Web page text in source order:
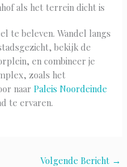
als het terrein dicht is
te beleven. Wandel langs
bekijk de
en combineer je
zoals het
naarPaleis Noordeinde
te ervaren.
Volgende Bericht →